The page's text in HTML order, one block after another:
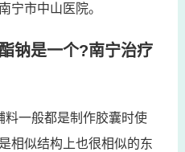
宁市中山医院。
钠是一个?南宁治疗
料一般都是制作胶囊时使
相似结构上也很相似的东